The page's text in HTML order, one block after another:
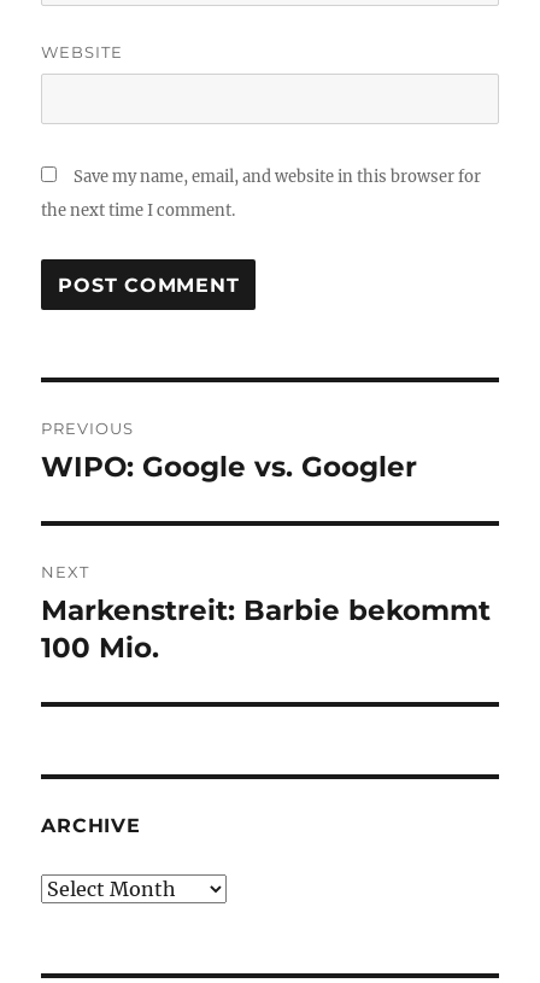
WEBSITE
Save my name, email, and website in this browser for
the next time I comment.
navigation
PREVIOUS
Previous
WIPO: Google vs. Googler
NEXT
Next
post:
Markenstreit: Barbie bekommt
100 Mio.
ARCHIVE
Archive